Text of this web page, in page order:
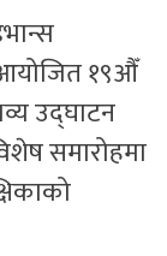
१९औँ
उद्घाटन
समारोहमा